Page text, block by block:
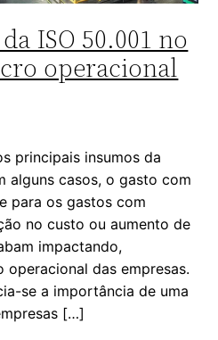
ISO 50.001 no
operacional
principais insumos da
alguns casos, o gasto com
para os gastos com
no custo ou aumento de
impactando,
das empresas.
se a importância de uma
[…]